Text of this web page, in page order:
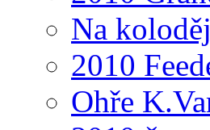
Na
2010
Ohře